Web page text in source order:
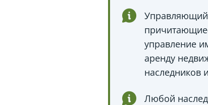
Управляющий
управление
аренду
наследников
Любой